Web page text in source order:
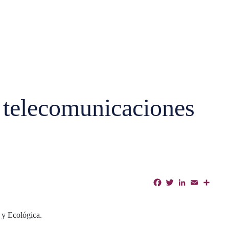
Facebook
TwitterLinkedIn
Email
y Ecológica.